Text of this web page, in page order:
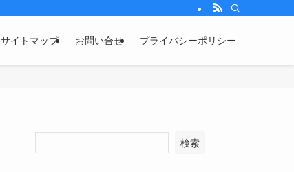
サイトマップ お問い合せ プライバシーポリシー
検索